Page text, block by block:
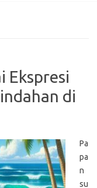
Ekspresi
di
Pa
pa
n
su